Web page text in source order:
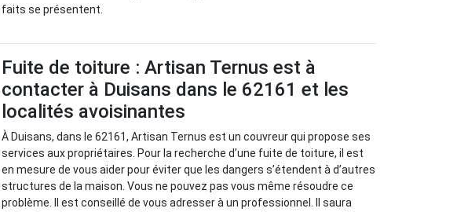
faits se présentent.
Fuite de toiture : Artisan Ternus est à
contacter à Duisans dans le 62161 et les
localités avoisinantes
À Duisans, dans le 62161, Artisan Ternus est un couvreur qui propose ses
services aux propriétaires. Pour la recherche d’une fuite de toiture, il est
en mesure de vous aider pour éviter que les dangers s’étendent à d’autres
structures de la maison. Vous ne pouvez pas vous même résoudre ce
problème. Il est conseillé de vous adresser à un professionnel. Il saura